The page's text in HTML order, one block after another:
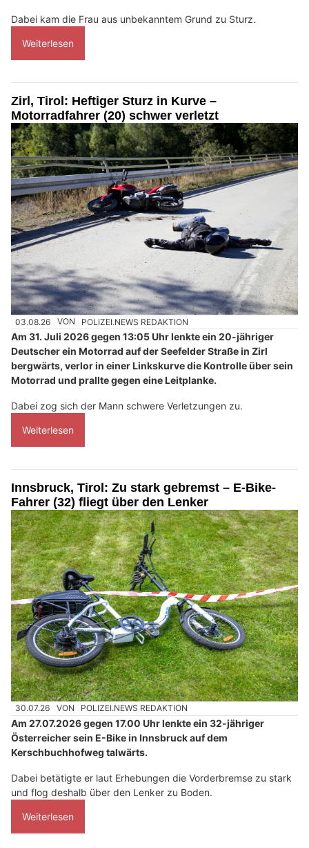
Dabei kam die Frau aus unbekanntem Grund zu Sturz.
Weiterlesen
Zirl, Tirol: Heftiger Sturz in Kurve –
Motorradfahrer (20) schwer verletzt
03.08.26 VON POLIZEI.NEWS REDAKTION
Am 31. Juli 2026 gegen 13:05 Uhr lenkte ein 20-jähriger
Deutscher ein Motorrad auf der Seefelder Straße in Zirl
bergwärts, verlor in einer Linkskurve die Kontrolle über sein
Motorrad und prallte gegen eine Leitplanke.
Dabei zog sich der Mann schwere Verletzungen zu.
Weiterlesen
Innsbruck, Tirol: Zu stark gebremst – E-Bike-
Fahrer (32) fliegt über den Lenker
30.07.26 VON POLIZEI.NEWS REDAKTION
Am 27.07.2026 gegen 17.00 Uhr lenkte ein 32-jähriger
Österreicher sein E-Bike in Innsbruck auf dem
Kerschbuchhofweg talwärts.
Dabei betätigte er laut Erhebungen die Vorderbremse zu stark
und flog deshalb über den Lenker zu Boden.
Weiterlesen